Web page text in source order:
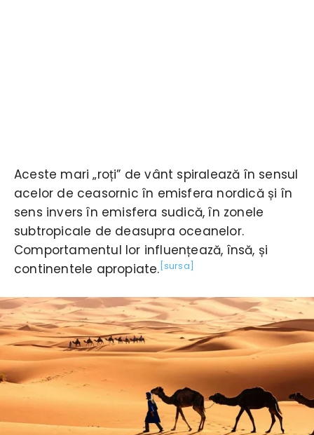
Aceste mari „roți” de vânt spiralează în sensul
acelor de ceasornic în emisfera nordică și în
sens invers în emisfera sudică, în zonele
subtropicale de deasupra oceanelor.
Comportamentul lor influențează, însă, și
continentele apropiate. [sursa]